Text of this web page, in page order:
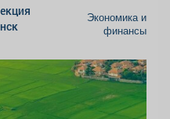
Экономика и
финансы